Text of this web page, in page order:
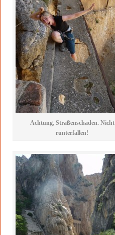
Achtung, Straßenschaden. Nicht
runterfallen!